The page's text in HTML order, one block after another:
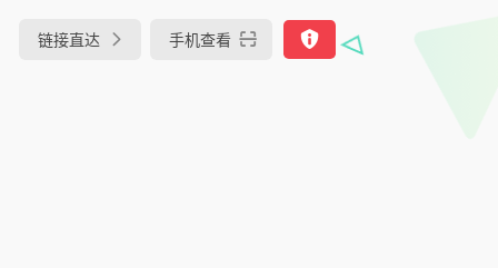
链接直达 手机查看